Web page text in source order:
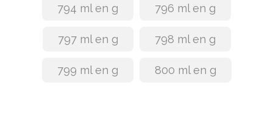
794 ml en g 796 ml en g
797 ml en g 798 ml en g
799 ml en g 800 ml en g